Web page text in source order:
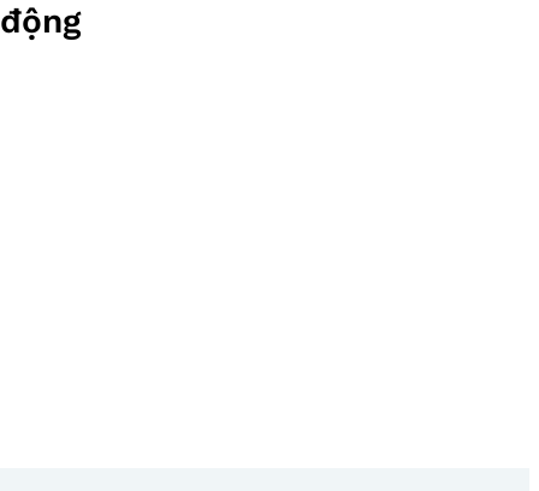
động